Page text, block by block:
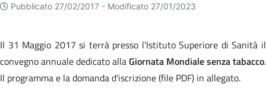
Pubblicato 27/02/2017 - Modificato 27/01/2023
Il 31 Maggio 2017 si terrà presso l'Istituto Superiore di Sanità il
convegno annuale dedicato allaGiornata Mondiale senza tabacco.
Il programma e la domanda d'iscrizione (file PDF) in allegato.